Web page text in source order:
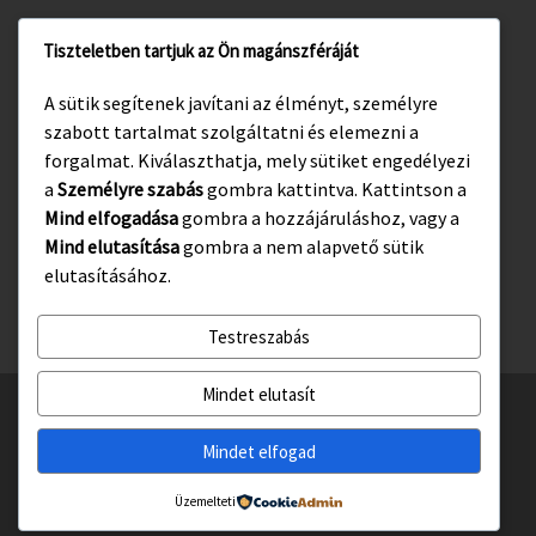
www.visitgyula.com
www.gyulakult.hu
Facebook Instagram
© 2026Gyulasport Nonprofit Kft.– All rights reserved
– Designed with theCustomizr téma haladó beállításai
Tiszteletben tartjuk az Ön magánszféráját
A sütik segítenek javítani az élményt, személyre
szabott tartalmat szolgáltatni és elemezni a
forgalmat. Kiválaszthatja, mely sütiket engedélyezi
a Személyre szabásgombra kattintva. Kattintson a
Mind elfogadásagombra a hozzájáruláshoz, vagy a
Mind elutasításagombra a nem alapvető sütik
elutasításához.
Testreszabás
Mindet elutasít
Mindet elfogad
Üzemelteti